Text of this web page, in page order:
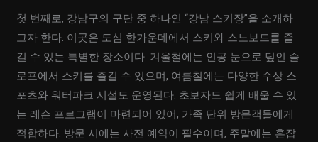
첫 번째로, 강남구의 구단 중 하나인 “강남 스키장”을 소개하
고자 한다. 이곳은 도심 한가운데에서 스키와 스노보드를 즐
길 수 있는 특별한 장소이다. 겨울철에는 인공 눈으로 덮인 슬
로프에서 스키를 즐길 수 있으며, 여름철에는 다양한 수상 스
포츠와 워터파크 시설도 운영된다. 초보자도 쉽게 배울 수 있
는 레슨 프로그램이 마련되어 있어, 가족 단위 방문객들에게
적합하다. 방문 시에는 사전 예약이 필수이며, 주말에는 혼잡